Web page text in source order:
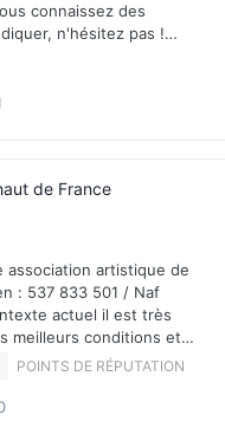
n'hésitez pas !
de France
: 537 833 501 / Naf
meilleurs conditions et
suffisamment pour
un concert, un
POINTS DE RÉPUTATION